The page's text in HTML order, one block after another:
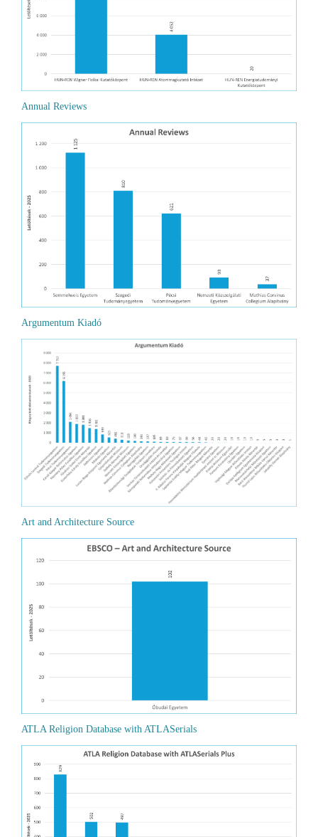
Annual Reviews
Argumentum Kiadó
Art and Architecture Source
ATLA Religion Database with ATLASerials